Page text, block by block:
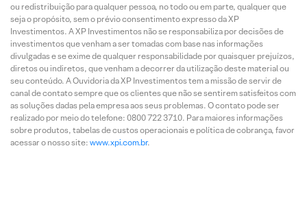
ou redistribuição para qualquer pessoa, no todo ou em parte, qualquer que
seja o propósito, sem o prévio consentimento expresso da XP
Investimentos. A XP Investimentos não se responsabiliza por decisões de
investimentos que venham a ser tomadas com base nas informações
divulgadas e se exime de qualquer responsabilidade por quaisquer prejuízos,
diretos ou indiretos, que venham a decorrer da utilização deste material ou
seu conteúdo. A Ouvidoria da XP Investimentos tem a missão de servir de
canal de contato sempre que os clientes que não se sentirem satisfeitos com
as soluções dadas pela empresa aos seus problemas. O contato pode ser
realizado por meio do telefone: 0800 722 3710. Para maiores informações
sobre produtos, tabelas de custos operacionais e política de cobrança, favor
acessar o nosso site: www.xpi.com.br.